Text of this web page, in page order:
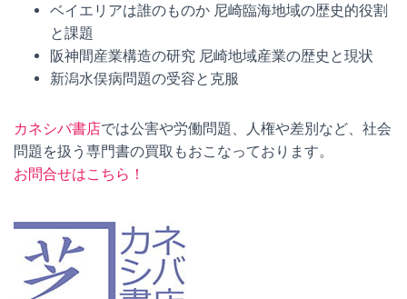
ベイエリアは誰のものか 尼崎臨海地域の歴史的役割
と課題
阪神間産業構造の研究 尼崎地域産業の歴史と現状
新潟水俣病問題の受容と克服
カネシバ書店では公害や労働問題、人権や差別など、社会
問題を扱う専門書の買取もおこなっております。
お問合せはこちら！